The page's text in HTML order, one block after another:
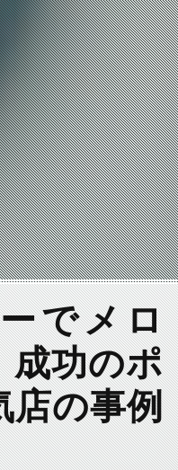
でメロ
成功のポ
店の事例